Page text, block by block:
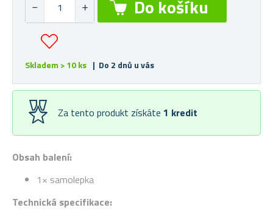
Obsah balení:
1× samolepka
Technická specifikace:
Skladem > 10 ks | Do 2 dnů u vás
Za tento produkt získáte 1 kredit